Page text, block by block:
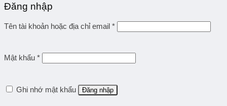
Đăng nhập
Tên tài khoản hoặc địa chỉ email *
Mật khẩu *
Ghi nhớ mật khẩu Đăng nhập